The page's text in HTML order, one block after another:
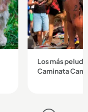
Los más
Caminata